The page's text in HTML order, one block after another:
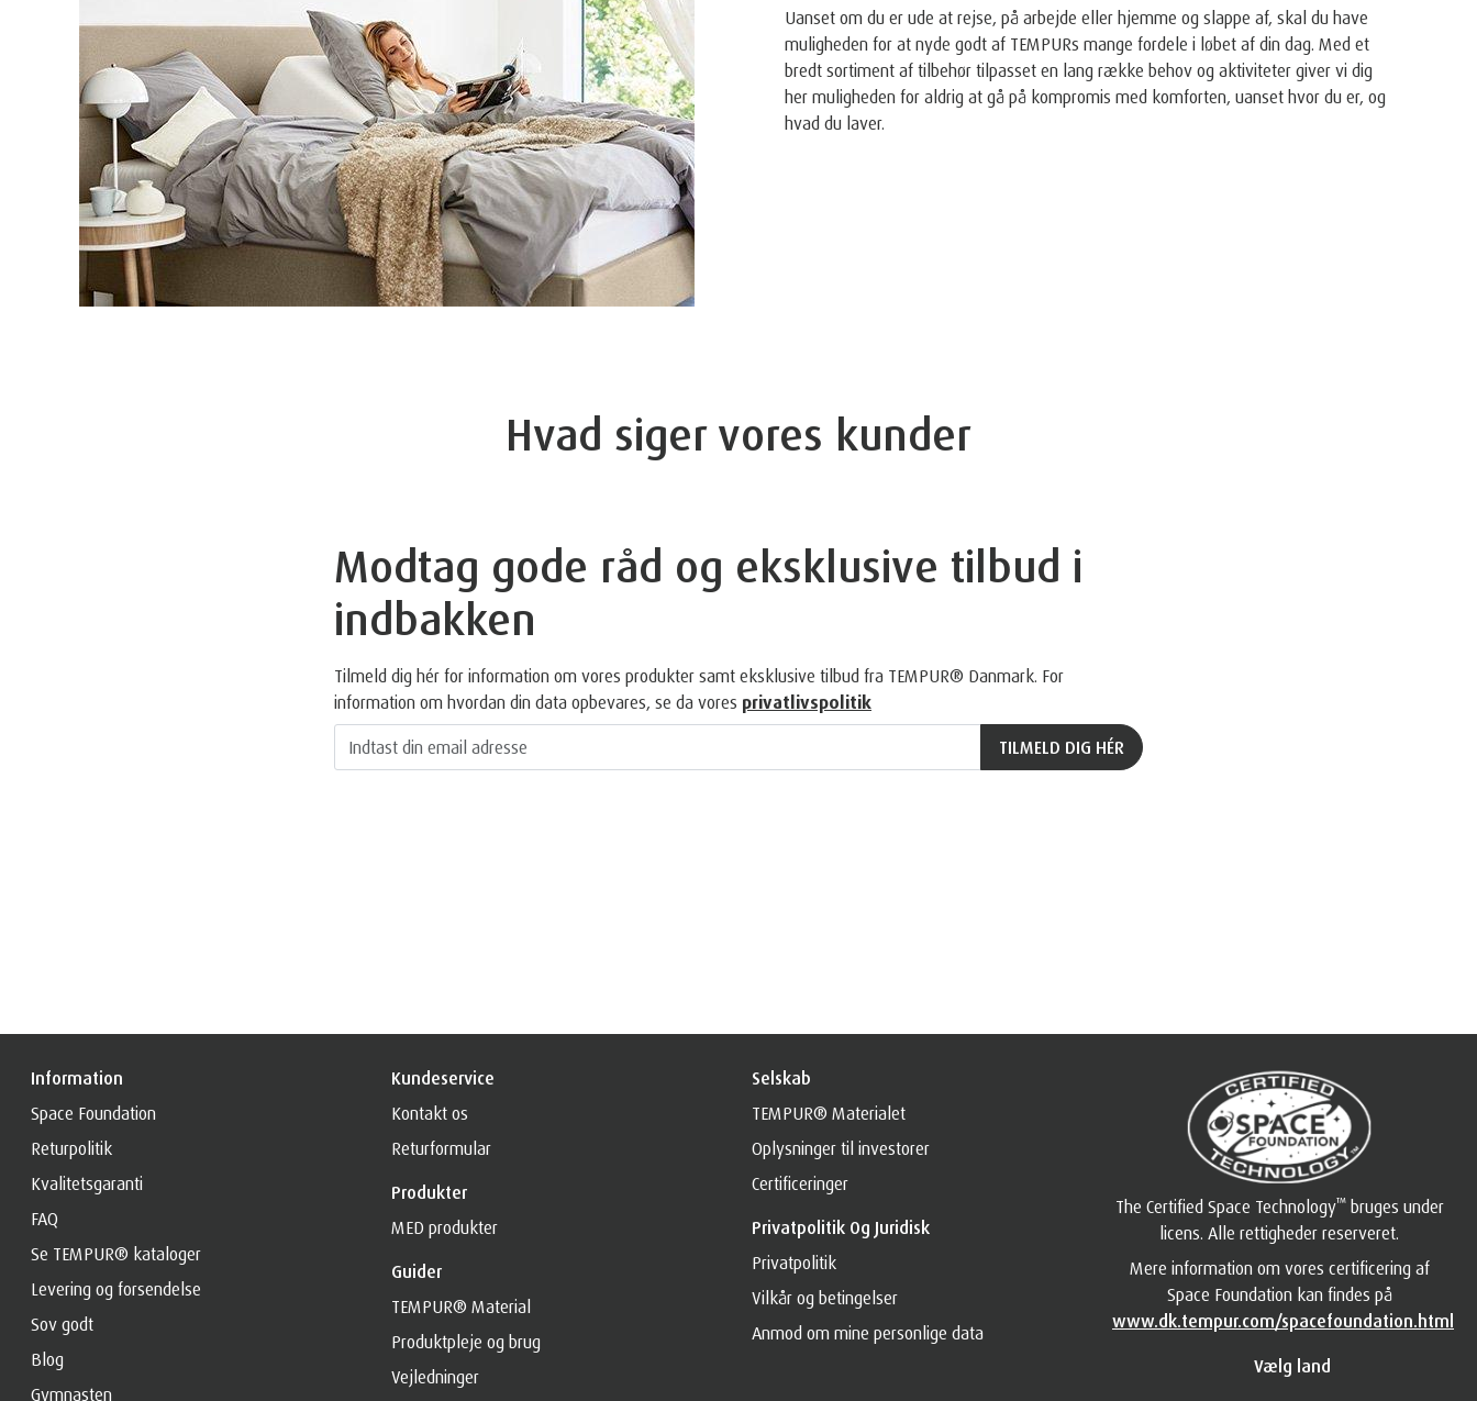
Uanset om du er ude at rejse, på arbejde eller hjemme og slappe af, skal du have
muligheden for at nyde godt af TEMPURs mange fordele i løbet af din dag. Med et
bredt sortiment af tilbehør tilpasset en lang række behov og aktiviteter giver vi dig
her muligheden for aldrig at gå på kompromis med komforten, uanset hvor du er, og
hvad du laver.
Hvad siger vores kunder
Modtag gode råd og eksklusive tilbud i
indbakken
Tilmeld dig hér for information om vores produkter samt eksklusive tilbud fra TEMPUR® Danmark. For
information om hvordan din data opbevares, se da vores privatlivspolitik
Information
Space Foundation
Returpolitik
Kvalitetsgaranti
FAQ
Se TEMPUR® kataloger
Levering og forsendelse
Sov godt
Blog
Gymnasten
Kundeservice
Kontakt os
Returformular
Produkter
MED produkter
Guider
TEMPUR® Material
Produktpleje og brug
Vejledninger
Selskab
TEMPUR® Materialet
Oplysninger til investorer
Certificeringer
Privatpolitik Og Juridisk
Privatpolitik
Vilkår og betingelser
Anmod om mine personlige data
The Certified Space Technology™bruges under
licens. Alle rettigheder reserveret.
Mere information om vores certificering af
Space Foundation kan findes på
www.dk.tempur.com/spacefoundation.html
Vælg land